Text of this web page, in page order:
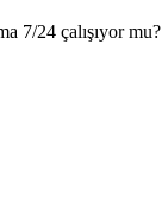
7/24 çalışıyor mu?